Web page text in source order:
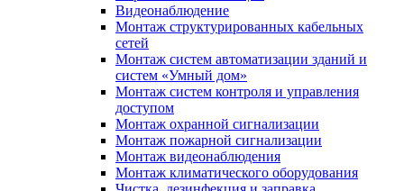
Видеонаблюдение
Монтаж структурированных кабельных
сетей
Монтаж систем автоматизации зданий и
систем «Умный дом»
Монтаж систем контроля и управления
доступом
Монтаж охранной сигнализации
Монтаж пожарной сигнализации
Монтаж видеонаблюдения
Монтаж климатического оборудования